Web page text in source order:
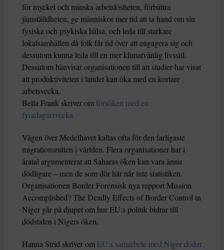
för mycket och minska arbetslösheten, förbättra
jämställdheten, ge människor mer tid att ta hand om sin
fysiska och psykiska hälsa, och leda till starkare
lokalsamhällen då folk får tid över att engagera sig och
dessutom kunna leda till en mer klimatvänlig livsstil.
Dessutom hänvisar organisationen till att studier har visat
att produktiviteten i landet kan öka med en kortare
arbetsvecka.
Bella Frank skriver om försöken med en
fyradagarsvecka.
Vägen över Medelhavet kallas ofta för den farligaste
migrationsrutten i världen. Flera organisationer har i
åratal argumenterat att Saharas öken kan vara ännu
dödligare – men de som dör här når inte statistiken.
Organisationen Border Forensisk nya rapport Mission
Accomplished? The Deadly Effects of Border Control in
Niger går på djupet om hur EU:s politik bidrar till
dödstalen i Nigers öken.
Hanna Strid skriver om EU:s samarbete med Niger dödar